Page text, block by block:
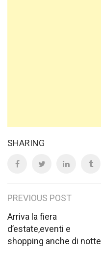
SHARING
Post
navigation
PREVIOUS POST
Arriva la fiera
d’estate,eventi e
shopping anche di notte